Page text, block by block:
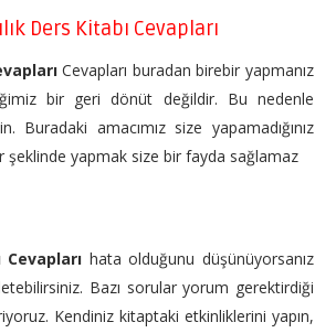
Ders Kitabı Cevapları
Cevapları buradan birebir yapmanız
bir geri dönüt değildir. Bu nedenle
Buradaki amacımız size yapamadığınız
şeklinde yapmak size bir fayda sağlamaz
hata olduğunu düşünüyorsanız
Bazı sorular yorum gerektirdiği
Kendiniz kitaptaki etkinliklerini yapın,